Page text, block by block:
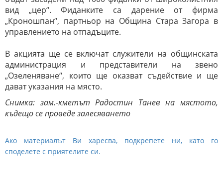
вид „цер“. Фиданките са дарение от фирма
„Кроношпан“, партньор на Община Стара Загора в
управлението на отпадъците.
В акцията ще се включат служители на общинската
администрация и представители на звено
„Озеленяване“, които ще оказват съдействие и ще
дават указания на място.
Снимка: зам.-кметът Радостин Танев на мястото,
къдещо се проведе залесяването
Ако материалът Ви харесва, подкрепете ни, като го
споделете с приятелите си.